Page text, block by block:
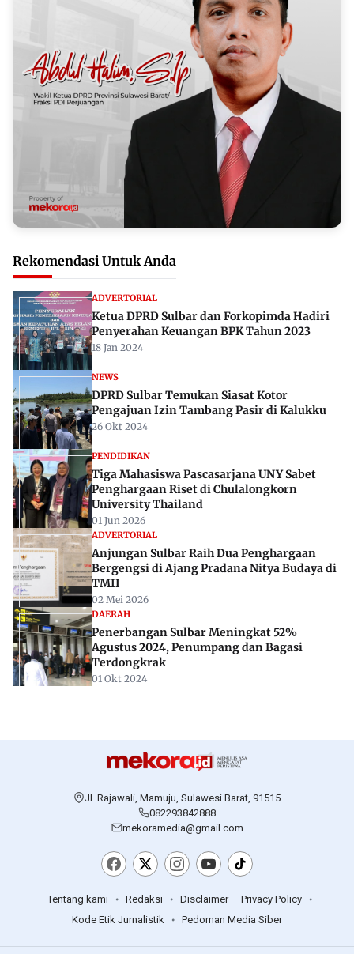
Rekomendasi Untuk Anda
ADVERTORIAL
Ketua DPRD Sulbar dan Forkopimda Hadiri
Penyerahan Keuangan BPK Tahun 2023
18 Jan 2024
NEWS
DPRD Sulbar Temukan Siasat Kotor
Pengajuan Izin Tambang Pasir di Kalukku
26 Okt 2024
PENDIDIKAN
Tiga Mahasiswa Pascasarjana UNY Sabet
Penghargaan Riset di Chulalongkorn
University Thailand
01 Jun 2026
ADVERTORIAL
Anjungan Sulbar Raih Dua Penghargaan
Bergengsi di Ajang Pradana Nitya Budaya di
TMII
02 Mei 2026
DAERAH
Penerbangan Sulbar Meningkat 52%
Agustus 2024, Penumpang dan Bagasi
Terdongkrak
01 Okt 2024
Jl. Rajawali, Mamuju, Sulawesi Barat, 91515
082293842888
mekoramedia@gmail.com
Tentang kami Redaksi Disclaimer
Privacy Policy
Kode Etik Jurnalistik
Pedoman Media Siber